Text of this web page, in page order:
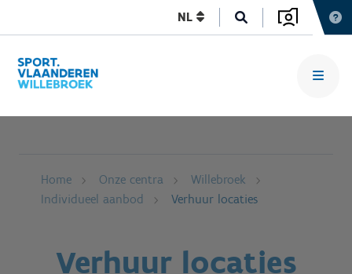
NL
Home Onze centra
Willebroek
Individueel aanbod
Verhuur locaties
Verhuur locaties